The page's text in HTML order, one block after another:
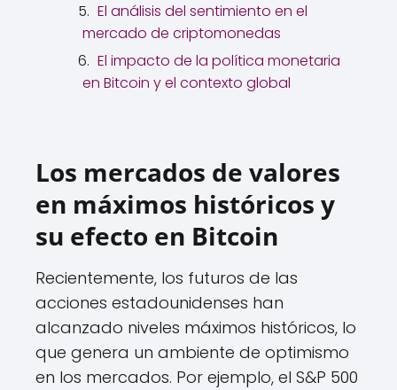
El análisis del sentimiento en el
mercado de criptomonedas
El impacto de la política monetaria
en Bitcoin y el contexto global
Los mercados de valores
en máximos históricos y
su efecto en Bitcoin
Recientemente, los futuros de las
acciones estadounidenses han
alcanzado niveles máximos históricos, lo
que genera un ambiente de optimismo
en los mercados. Por ejemplo, el S&P 500